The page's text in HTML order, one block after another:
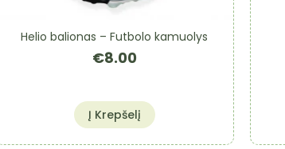
Helio balionas – Futbolo kamuolys
€8.00
Į Krepšelį